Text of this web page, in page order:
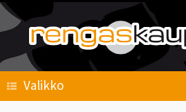
Skip
content
Valikko